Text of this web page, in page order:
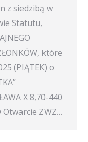
z siedzibą w
Statutu,
które
(PIĄTEK) o
X 8,70-440
Otwarcie ZWZ…